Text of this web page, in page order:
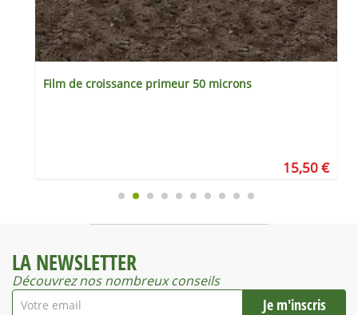
Film de croissance primeur 50 microns
15,50 €
LA NEWSLETTER
Découvrez nos nombreux conseils